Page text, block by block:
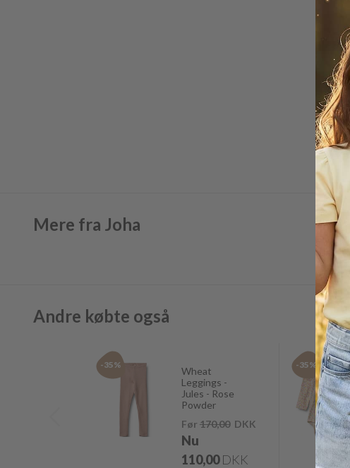
Mere fra Joha
Andre købte også
-35%
Wheat
Leggings -
Jules - Rose
Powder
Før 170,00DKK
Nu
110,00 DKK
-35%